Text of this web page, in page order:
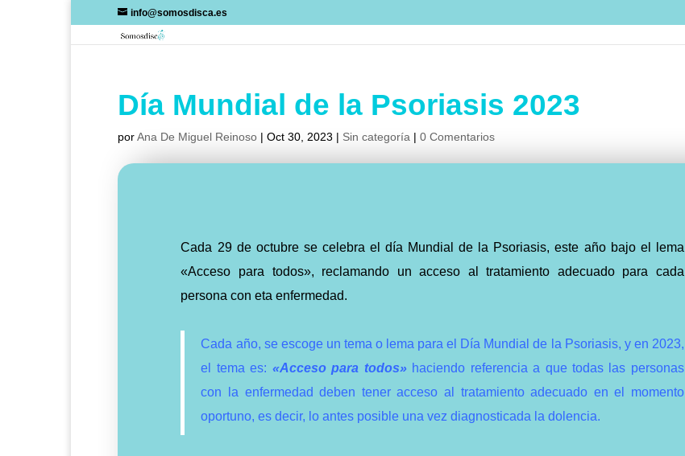
info@somosdisca.es
Día Mundial de la Psoriasis 2023
porAna De Miguel Reinoso |Oct 30, 2023 | Sin categoría |0 Comentarios
Cada 29 de octubre se celebra el día Mundial de la Psoriasis, este año bajo el lema
«Acceso para todos», reclamando un acceso al tratamiento adecuado para cada
persona con eta enfermedad.
Cada año, se escoge un tema o lema para el Día Mundial de la Psoriasis, y en 2023,
el tema es: «Acceso para todos»haciendo referencia a que todas las personas
con la enfermedad deben tener acceso al tratamiento adecuado en el momento
oportuno, es decir, lo antes posible una vez diagnosticada la dolencia.